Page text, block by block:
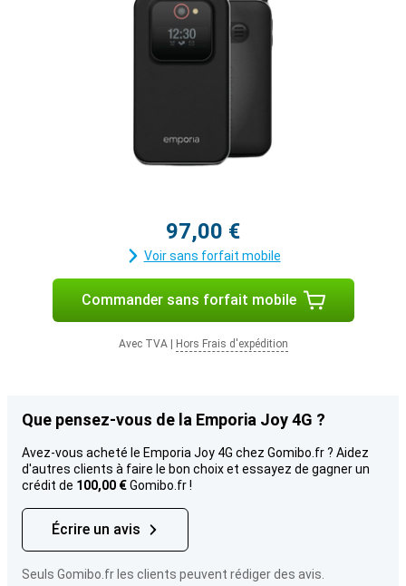
97,00 €
Voir sans forfait mobile
Commander sans forfait mobile
Avec TVA| Hors Frais d'expédition
Que pensez-vous de la Emporia Joy 4G ?
Avez-vous acheté le Emporia Joy 4G chez Gomibo.fr ? Aidez
d'autres clients à faire le bon choix et essayez de gagner un
crédit de 100,00 €Gomibo.fr !
Écrire un avis
Seuls Gomibo.fr les clients peuvent rédiger des avis.